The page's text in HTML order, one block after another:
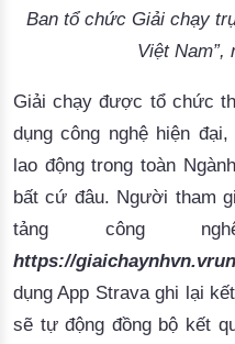
Ban tổ chức Giải chạy
Việt Nam”,
Giải chạy được tổ chức
dụng công nghệ hiện
lao động trong toàn
bất cứ đâu. Người tham
tảng công
https://
dụng App Strava ghi lại
sẽ tự động đồng bộ kết